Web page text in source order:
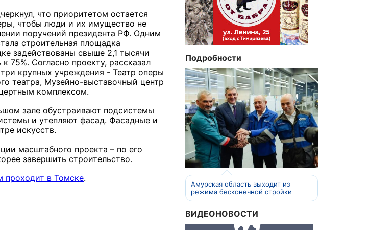
что приоритетом остается
чтобы люди и их имущество не
поручений президента РФ. Одним
строительная площадка
задействованы свыше 2,1 тысячи
75%. Согласно проекту, рассказал
крупных учреждения - Театр оперы
театра, Музейно-выставочный центр
комплексом.
зале обустраивают подсистемы
и утепляют фасад. Фасадные и
искусств.
масштабного проекта – по его
завершить строительство.
проходит в Томске.
Подробности
Амурская область выходит из
режима бесконечной стройки
ВИДЕОНОВОСТИ